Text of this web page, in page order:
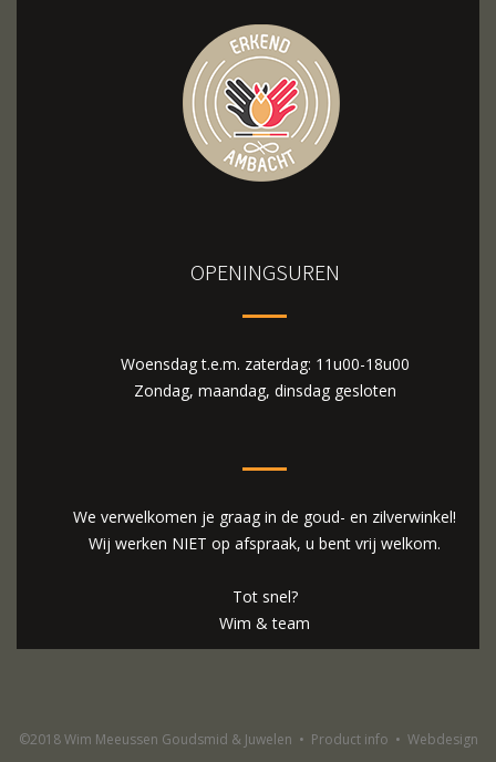
OPENINGSUREN
Woensdag t.e.m. zaterdag: 11u00-18u00
Zondag, maandag, dinsdag gesloten
We verwelkomen je graag in de goud- en zilverwinkel!
Wij werken NIET op afspraak, u bent vrij welkom.
Tot snel?
Wim & team
©2018 Wim Meeussen Goudsmid & Juwelen • Product info • Webdesign